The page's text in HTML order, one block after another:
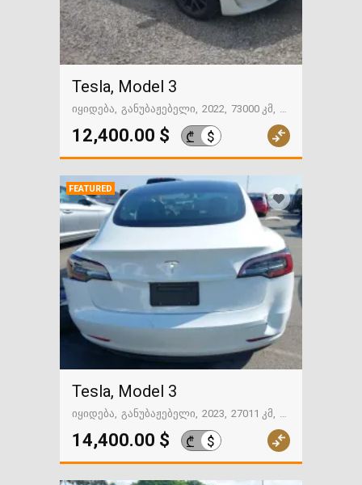
Tesla, Model 3
იყიდება განუბაჟებელი 2022 73000 კმ
გზაში. საქართველოსკენ
12,400.00 $ ₾ $
FEATURED
Tesla, Model 3
იყიდება განუბაჟებელი 2023 27011 კმ
გზაში. საქართველოსკენ
14,400.00 $ ₾ $